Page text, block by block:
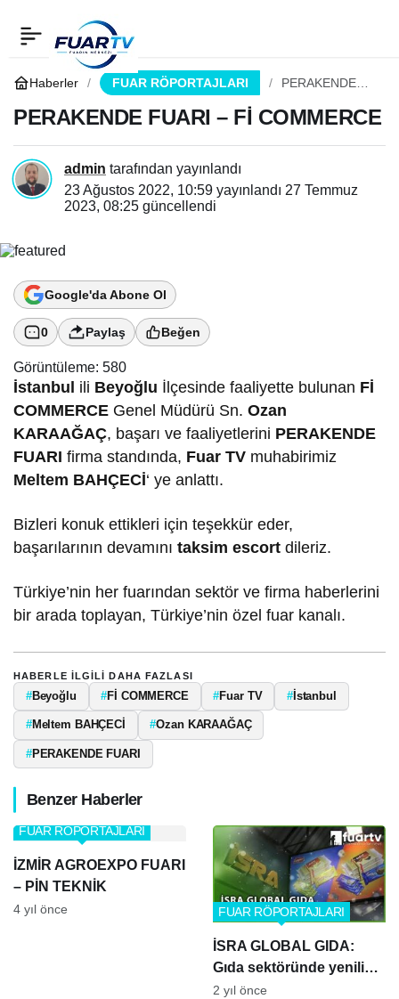
Haberler FUAR RÖPORTAJLARI
PERAKENDE
COMMERCE
PERAKENDE FUARI – Fİ COMMERCE
admin tarafından yayınlandı
23 Ağustos 2022, 10:59 yayınlandı 27 Temmuz
2023, 08:25 güncellendi
Google'da Abone Ol
0 Paylaş Beğen
Görüntüleme: 580
İstanbul ili Beyoğlu İlçesinde faaliyette bulunan Fİ
COMMERCE Genel Müdürü Sn.Ozan
KARAAĞAÇ, başarı ve faaliyetlerini PERAKENDE
FUARI firma standında, Fuar TV muhabirimiz
Meltem BAHÇECİ‘ ye anlattı.
Bizleri konuk ettikleri için teşekkür eder,
başarılarının devamınıtaksim escort dileriz.
Türkiye’nin her fuarından sektör ve firma haberlerini
bir arada toplayan, Türkiye’nin özel fuar kanalı.
PERAKENDE FUARI – Fİ
COMMERCE
HABERLE ILGILI DAHA FAZLASI
#Beyoğlu #Fİ COMMERCE #Fuar TV #İstanbul
#Meltem BAHÇECİ #Ozan KARAAĞAÇ
#PERAKENDE FUARI
Benzer Haberler
İZMİR AGROEXPO FUARI
– PİN TEKNİK
FUAR RÖPORTAJLARI
4 yıl önce
İSRA GLOBAL GIDA:
Gıda sektöründe yenilikçi
isim
FUAR RÖPORTAJLARI
2 yıl önce